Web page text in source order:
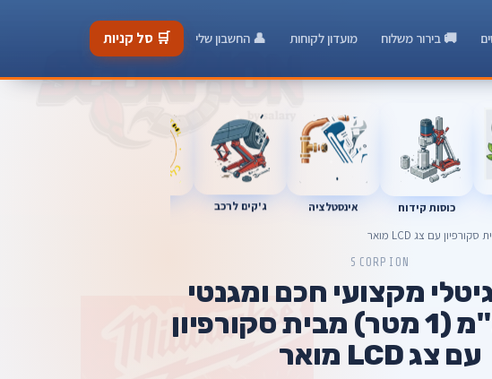
🚚 בירור משלוח מועדון לקוחות 👤 החשבון שלי 🛒 סל קניות
כוסות קידוח אינסטלציה ג'קים לרכב
SCORPION
מקצועי חכם ומגנטי
1000 מ"מ (1 מטר) מבית סקורפיון
עם צג LCD מואר